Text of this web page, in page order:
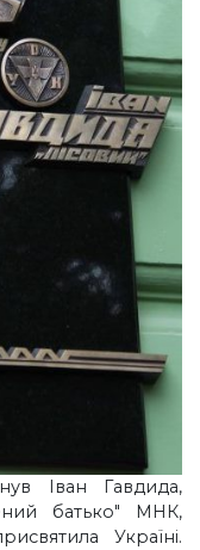
Іван Гавдида,
батько" МНК,
Україні.